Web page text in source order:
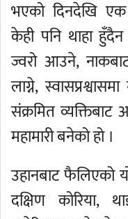
भएको दिनदेखि एक
केही पनि थाहा
ज्वरो आउने,
लाग्ने,
संक्रमित व्यक्तिबाट
महामारी बनेको हो ।
उहानबाट फैलिएको
दक्षिण कोरिया,